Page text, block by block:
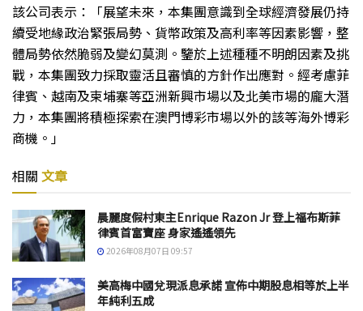
該公司表示：「展望未來，本集團意識到全球經濟發展仍持
續受地緣政治緊張局勢、貨幣政策及高利率等因素影響，整
體局勢依然脆弱及變幻莫測。鑒於上述種種不明朗因素及挑
戰，本集團致力採取靈活且審慎的方針作出應對。經考慮菲
律賓、越南及柬埔寨等亞洲新興市場以及北美市場的龐大潛
力，本集團將積極探索在澳門博彩市場以外的該等海外博彩
商機。」
相關 文章
晨麗度假村東主Enrique Razon Jr 登上福布斯菲
律賓首富寶座 身家遙遙領先
2026年08月07日 09:57
美高梅中國兌現派息承諾 宣佈中期股息相等於上半
年純利五成